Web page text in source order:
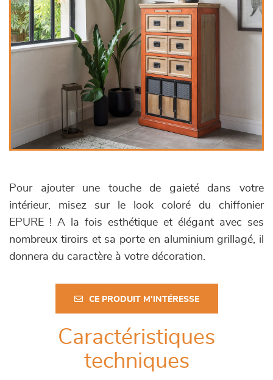
Pour ajouter une touche de gaieté dans votre
intérieur, misez sur le look coloré du chiffonier
EPURE ! A la fois esthétique et élégant avec ses
nombreux tiroirs et sa porte en aluminium grillagé, il
donnera du caractère à votre décoration.
CE PRODUIT M'INTÉRESSE
Caractéristiques
techniques